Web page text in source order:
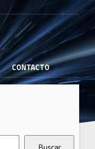
CONTACTO